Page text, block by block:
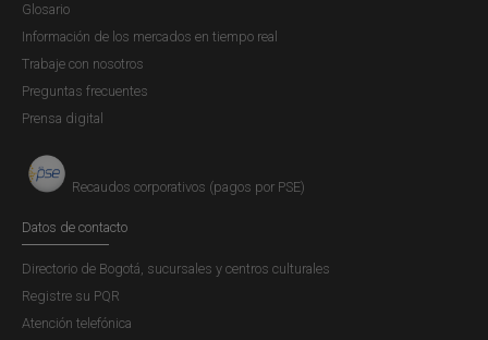
Glosario
Información de los mercados en tiempo real
Trabaje con nosotros
Preguntas frecuentes
Prensa digital
Recaudos corporativos (pagos por PSE)
Datos de contacto
Directorio de Bogotá, sucursales y centros culturales
Registre su PQR
Atención telefónica